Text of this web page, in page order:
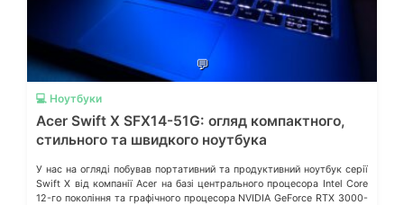
💬
💻 Ноутбуки
Acer Swift X SFX14-51G: огляд компактного,
стильного та швидкого ноутбука
У нас на огляді побував портативний та продуктивний ноутбук серії
Swift X від компанії Acer на базі центрального процесора Intel Core
12-го покоління та графічного процесора NVIDIA GeForce RTX 3000-